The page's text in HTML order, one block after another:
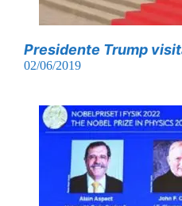
Presidente Trump
02/06/2019